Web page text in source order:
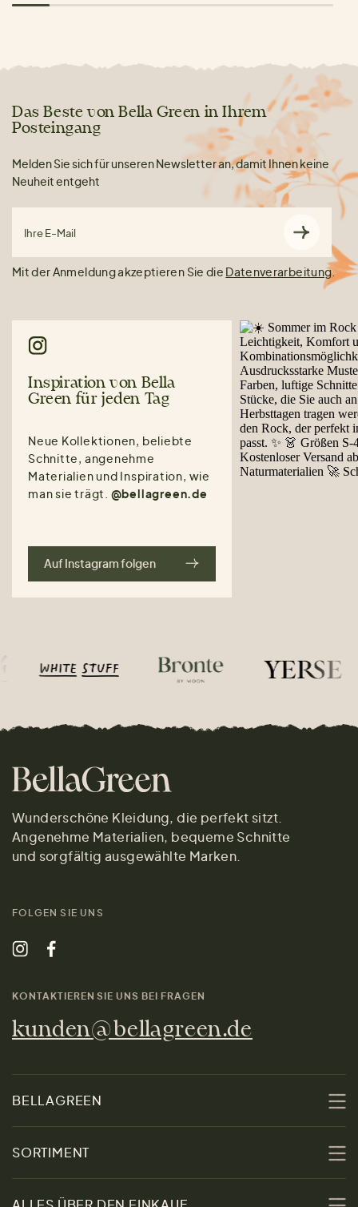
Das Beste von Bella Green in Ihrem
Posteingang
Melden Sie sich für unseren Newsletter an, damit Ihnen keine
Neuheit entgeht
Ihre E-Mail
Mit der Anmeldung akzeptieren Sie die Datenverarbeitung.
Inspiration von Bella
Green für jeden Tag
Neue Kollektionen, beliebte
Schnitte, angenehme
Materialien und Inspiration, wie
man sie trägt. @bellagreen.de
Auf Instagram folgen
Wunderschöne Kleidung, die perfekt sitzt.
Angenehme Materialien, bequeme Schnitte
und sorgfältig ausgewählte Marken.
FOLGEN SIE UNS
KONTAKTIEREN SIE UNS BEI FRAGEN
kunden@bellagreen.de
BELLAGREEN
Nachhaltigkeit
SORTIMENT